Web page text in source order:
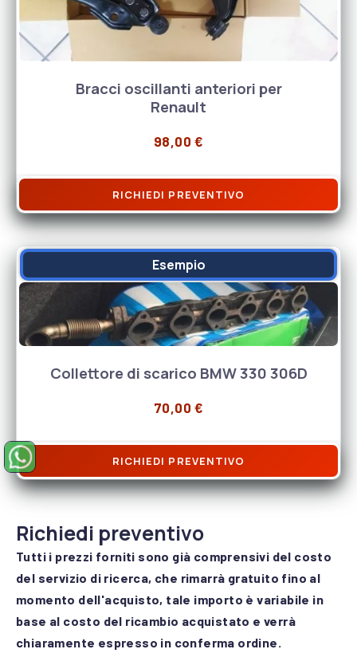
Bracci oscillanti anteriori per
Renault
98,00 €
RICHIEDI PREVENTIVO
Esempio
Collettore di scarico BMW 330 306D
70,00 €
RICHIEDI PREVENTIVO
Richiedi preventivo
Tutti i prezzi forniti sono già comprensivi del costo
del servizio di ricerca, che rimarrà gratuito fino al
momento dell'acquisto, tale importo è variabile in
base al costo del ricambio acquistato e verrà
chiaramente espresso in conferma ordine.
Precedente
Chiedi un ricambio su WhatsApp (si apre in una nuova finestra)